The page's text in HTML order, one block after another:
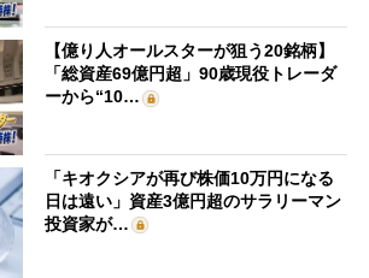
【億り人オールスターが狙う20銘柄】
「総資産69億円超」90歳現役トレーダ
ーから“10…
「キオクシアが再び株価10万円になる
日は遠い」資産3億円超のサラリーマン
投資家が…